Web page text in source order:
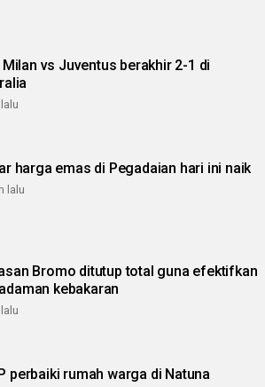
Milan vs Juventus berakhir 2-1 di
harga emas di Pegadaian hari ini naik
lalu
Bromo ditutup total guna efektifkan
kebakaran
perbaiki rumah warga di Natuna